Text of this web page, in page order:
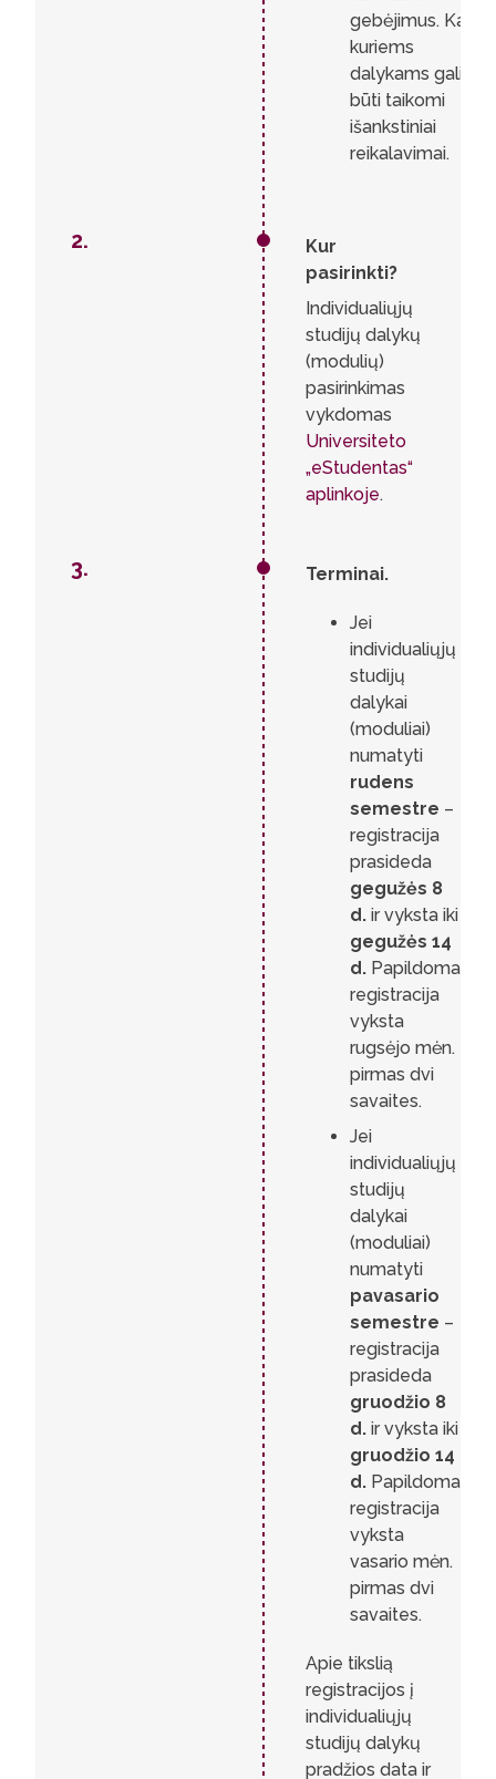
gebėjimus. Kai
kuriems
dalykams gali
būti taikomi
išankstiniai
reikalavimai.
2.
Kur
pasirinkti?
Individualiųjų
studijų dalykų
(modulių)
pasirinkimas
vykdomas
Universiteto
„eStudentas“
aplinkoje.
3. Terminai.
Jei
individualiųjų
studijų
dalykai
(moduliai)
numatyti
rudens
semestre –
registracija
prasideda
gegužės 8
d. ir vyksta iki
gegužės 14
d. Papildoma
registracija
vyksta
rugsėjo mėn.
pirmas dvi
savaites.
Jei
individualiųjų
studijų
dalykai
(moduliai)
numatyti
pavasario
semestre –
registracija
prasideda
gruodžio 8
d. ir vyksta iki
gruodžio 14
d. Papildoma
registracija
vyksta
vasario mėn.
pirmas dvi
savaites.
Apie tikslią
registracijos į
individualiųjų
studijų dalykų
pradžios data ir